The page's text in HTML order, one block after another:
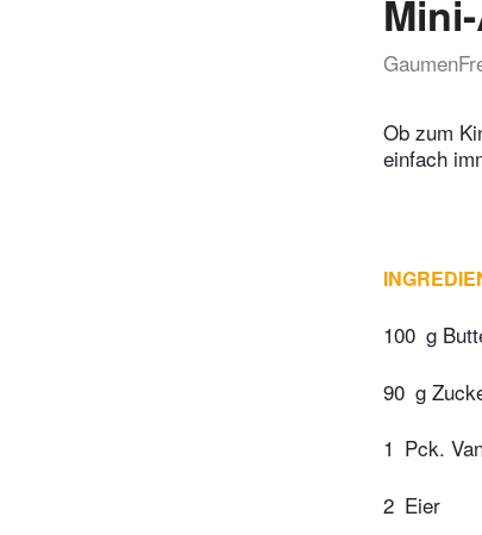
Ob zum
einfach
100 g
90 g
1 Pck.
2 Eier